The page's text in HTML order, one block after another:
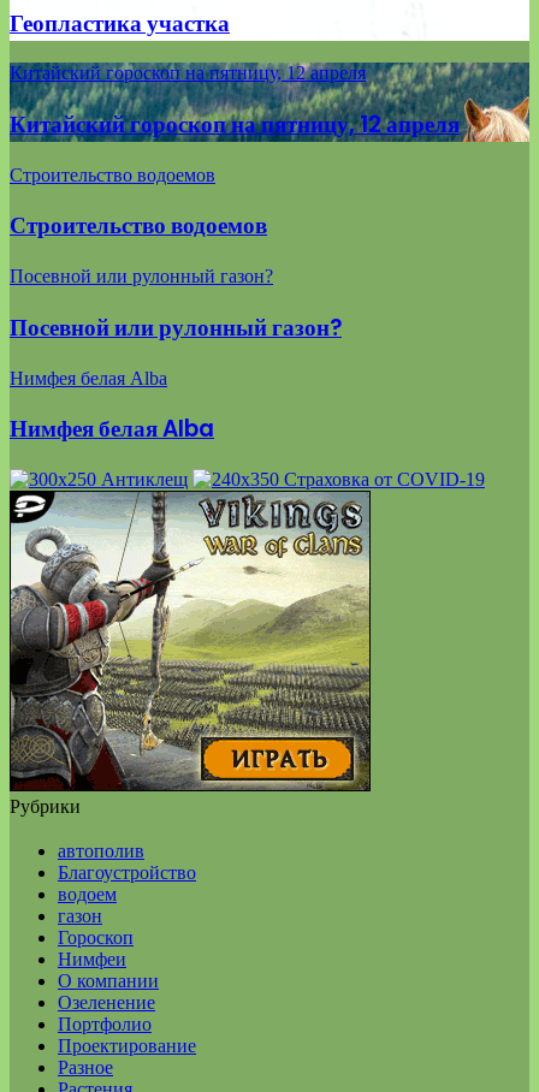
Геопластика участка
Китайский гороскоп на пятницу, 12 апреля
Китайский гороскоп на пятницу, 12 апреля
Строительство водоемов
Строительство водоемов
Посевной или рулонный газон?
Посевной или рулонный газон?
Нимфея белая Alba
Нимфея белая Alba
Рубрики
автополив
Благоустройство
водоем
газон
Гороскоп
Нимфеи
О компании
Озеленение
Портфолио
Проектирование
Разное